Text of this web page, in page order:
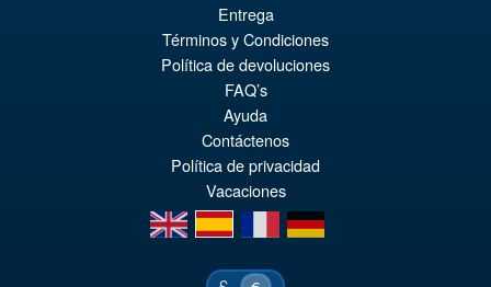
PRE ORDENA
Entrega
Términos y Condiciones
Política de devoluciones
FAQ’s
Ayuda
Contáctenos
Política de privacidad
Vacaciones
en
es fr de